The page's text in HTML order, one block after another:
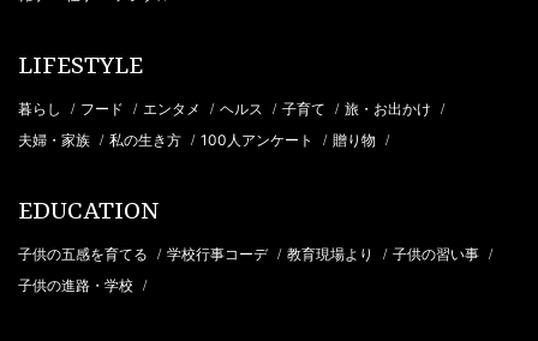
LIFESTYLE
暮らし / フード / エンタメ / ヘルス / 子育て / 旅・お出かけ /
夫婦・家族 / 私の生き方 / 100人アンケート / 贈り物 /
EDUCATION
子供の五感を育てる / 学校行事コーデ / 教育現場より / 子供の習い事 /
子供の進路・学校 /